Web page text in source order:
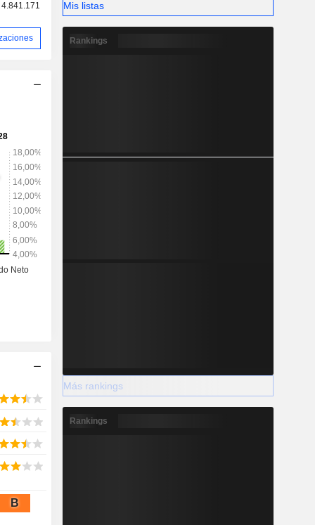
4.841.171
B
Mis listas
Rankings
Más rankings
Rankings